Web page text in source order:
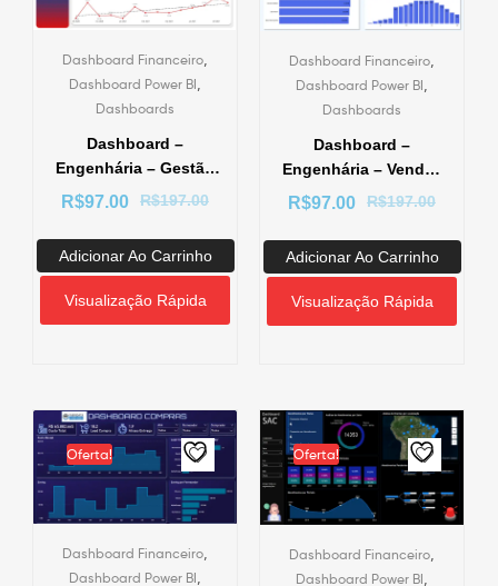
Dashboard Financeiro
Dashboard Power BI
Dashboards
Dashboard –
Engenhária – Gestão
de Obra – Power BI
R$197.00
R$97.00
Adicionar Ao Carrinho
Visualização Rápida
Dashboard Financeiro
Dashboard Power BI
Dashboards
Dashboard –
Engenhária – Vendas
e Entregas por m³ –
R$197.00
R$97.00
Adicionar Ao Carrinho
Visualização Rápida
Oferta!
Dashboard Financeiro
Dashboard Power BI
Oferta!
Dashboard Financeiro
Dashboard Power BI